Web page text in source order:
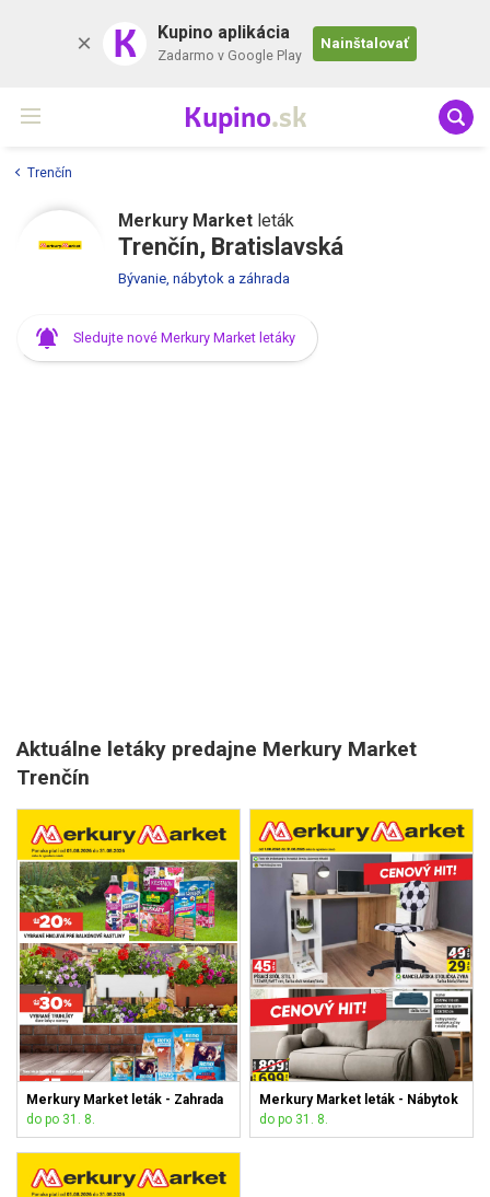
K Kupino aplikácia
Zadarmo v Google Play
Nainštalovať
Kupino.sk
Trenčín
Merkury Market leták
Trenčín, Bratislavská
Bývanie, nábytok a záhrada
Sledujte nové Merkury Market letáky
Aktuálne letáky predajne Merkury Market
Trenčín
Merkury Market leták - Zahrada
do po 31. 8.
Merkury Market leták - Nábytok
do po 31. 8.